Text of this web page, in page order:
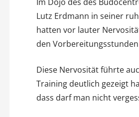
Lutz Erdmann in seiner
hatten vor lauter
den
Diese Nervosität führte
Training deutlich gezeigt
dass darf man nicht